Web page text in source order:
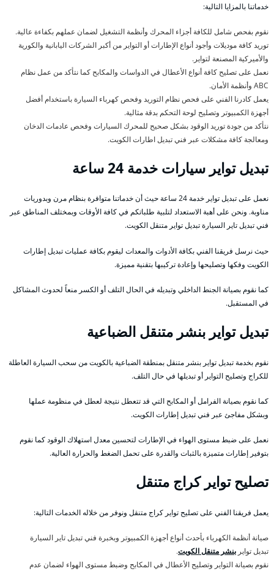
خدماتنا بالمزايا التالية:
نقوم بفحص شامل للكافة أجزاء المحرك وأنظمة التشغيل لضمان عملهم بكفاءة عالية.
توريد كافة موديلات وأجود أنواع الإطارات أو التواير من أكبر الشركات اليابانية والكورية
والأميركية المصنعة لتواير.
نعمل على تصليح كافة أنواع الأعطال في الدواسات والمكابح كما نتأكد من عمل نظام
ABC وأنظمة الأمان.
يعمل كادرنا الفني على فحص نظام التوريد وفحص كهرباء السيارة باستخدام أفضل
أجهزة الكمبيوتر وتصليح لوحة التحكم بدقة مثالية.
نتأكد من جودة توريد الوقود بشكل صحيح للمحرك السيارات وفحص عادمات الدخان
ومعالجة كافة مشكلات عبر فني تبديل اطارات الكويت.
تبديل تواير سيارات خدمة 24 ساعة
نعمل على تبديل تواير خدمة 24 ساعة حيث أن خدماتنا متوافرة بنظام مرن وبدوريات
مناوبة. ونحن على أهبة الاستعداد لتلبية طلباتكم في كافة الأوقات وبمختلف المناطق عبر
فني تبديل تاير السيارة تبديل تواير متنقل الكويت.
حيث نرسل فريقنا الفني بكافة الأدوات والمعدات ليقوم بكافة عمليات تبديل إطارات
الكويت وفكها وتصليحها وإعادة تركيبها بتقنية مميزة.
كما نقوم بصيانة الجنط الداخلي وتبديله في الحال التلف أو الكسر منعاً لحدوث المشاكل
في المستقبل.
تبديل تواير بنشر متنقل الضباعية
نقوم بخدمة تبديل تواير بنشر متنقل بمنطقة الضباعية بالكويت من سحب السيارة العاطلة
للكراج وتصليح التواير أو تبديلها في حال التلف.
كما نقوم بصيانة الفرامل أو المكابح التي قد تتعطل نتيجة لعطل في منظومة عملها
وبشكل مفاجئ عبر فني تبديل إطارات الكويت.
نعمل على ضبط مستوى الهواء في الإطارات لتحسين معدل استهلاك الوقود كما نقوم
بتوفير إطارات متميزة بالثبات والقدرة على تحمل الضغط والحرارة العالية.
تصليح تواير كراج متنقل
يعمل فريقنا الفني على تصليح تواير كراج متنقل ونوفر من خلاله الخدمات التالية:
صيانة أنظمة الكهرباء بأحدث أنواع أجهزة الكمبيوتر وبخبرة فني تبديل تاير السيارة
تبديل تواير بنشر متنقل الكويت.
نقوم بصيانة التواير وتصليح الأعطال في المكابح وضبط مستوى الهواء لضمان عدم